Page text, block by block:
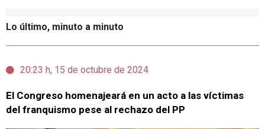
Lo último, minuto a minuto
20:23 h, 15 de octubre de 2024
El Congreso homenajeará en un acto a las víctimas
del franquismo pese al rechazo del PP